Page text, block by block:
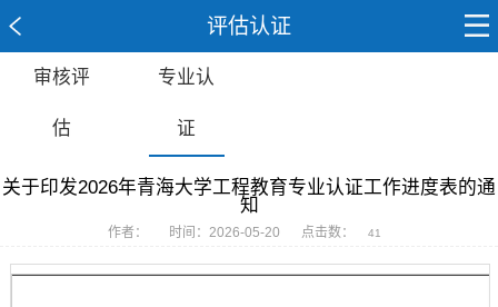
评估认证
审核评
估
专业认
证
关于印发2026年青海大学工程教育专业认证工作进度表的通
知
作者： 时间：2026-05-20 点击数： 41